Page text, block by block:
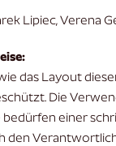
Lipiec, Verena
das Layout
Die
einer
den